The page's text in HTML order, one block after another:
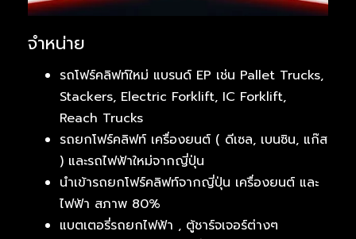
จำหน่าย
รถโฟร์คลิฟท์ใหม่ แบรนด์ EP เช่น Pallet Trucks,
Stackers, Electric Forklift, IC Forklift,
Reach Trucks
รถยกโฟร์คลิฟท์ เครื่องยนต์ ( ดีเซล, เบนซิน, แก๊ส
) และรถไฟฟ้าใหม่จากญี่ปุ่น
นำเข้ารถยกโฟร์คลิฟท์จากญี่ปุ่น เครื่องยนต์ และ
ไฟฟ้า สภาพ 80%
แบตเตอรี่รถยกไฟฟ้า , ตู้ชาร์จเจอร์ต่างๆ